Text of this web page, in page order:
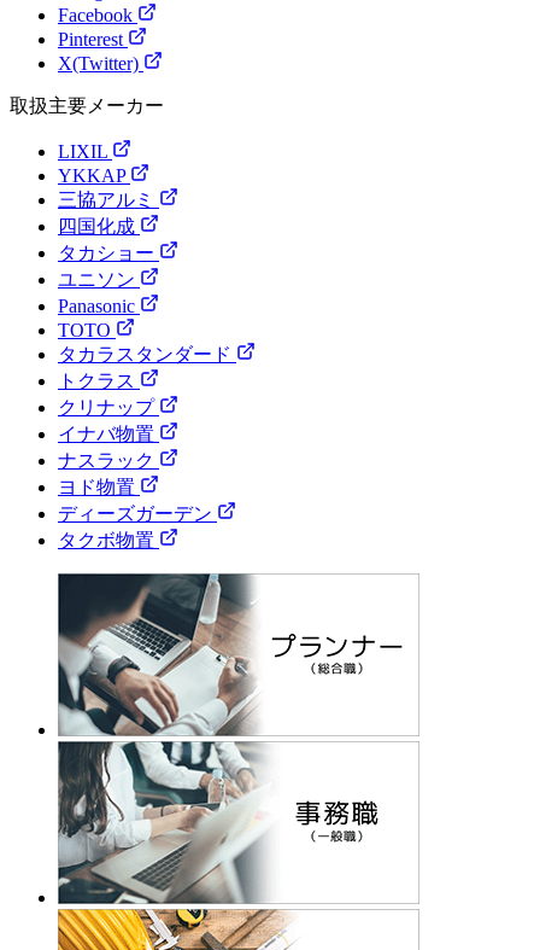
Facebook
Pinterest
X(Twitter)
取扱主要メーカー
LIXIL
YKKAP
三協アルミ
四国化成
タカショー
ユニソン
Panasonic
TOTO
タカラスタンダード
トクラス
クリナップ
イナバ物置
ナスラック
ヨド物置
ディーズガーデン
タクボ物置